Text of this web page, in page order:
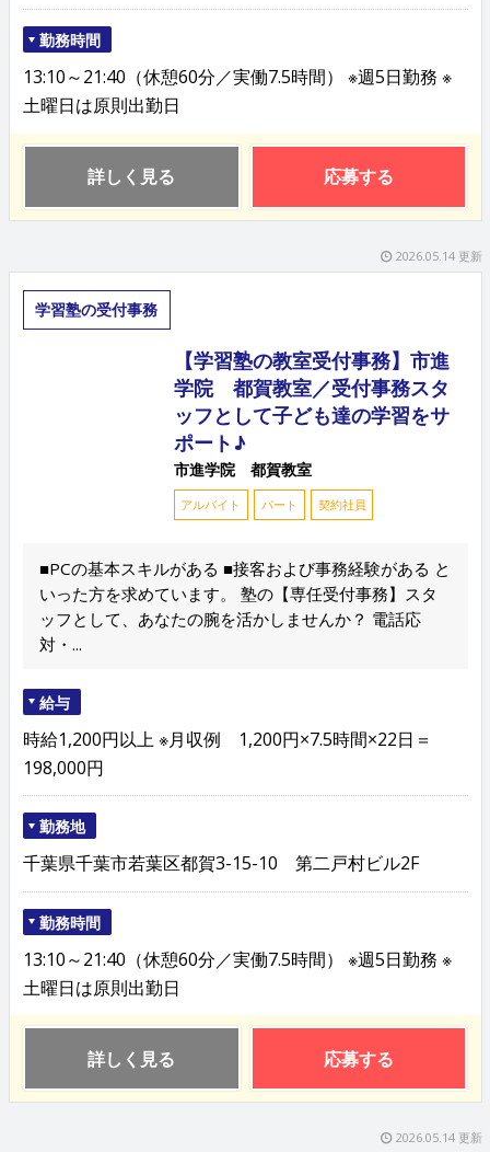
勤務時間
13:10～21:40（休憩60分／実働7.5時間） ※週5日勤務 ※
土曜日は原則出勤日
詳しく見る 応募する
2026.05.14 更新
学習塾の受付事務
【学習塾の教室受付事務】市進
学院 都賀教室／受付事務スタ
ッフとして子ども達の学習をサ
ポート♪
市進学院 都賀教室
アルバイト パート 契約社員
■PCの基本スキルがある ■接客および事務経験がある と
いった方を求めています。 塾の【専任受付事務】スタ
ッフとして、あなたの腕を活かしませんか？ 電話応
対・...
給与
時給1,200円以上 ※月収例 1,200円×7.5時間×22日＝
198,000円
勤務地
千葉県千葉市若葉区都賀3-15-10 第二戸村ビル2F
勤務時間
13:10～21:40（休憩60分／実働7.5時間） ※週5日勤務 ※
土曜日は原則出勤日
詳しく見る 応募する
2026.05.14 更新